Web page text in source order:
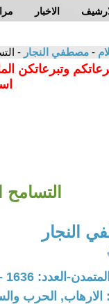
الاخبار
- مصطفي النجار -
وتبرعاتكن
التسامح
النجار
العدد: 1636 - 2006 / 8 / 8 - 11:53
الارهاب, الحرب